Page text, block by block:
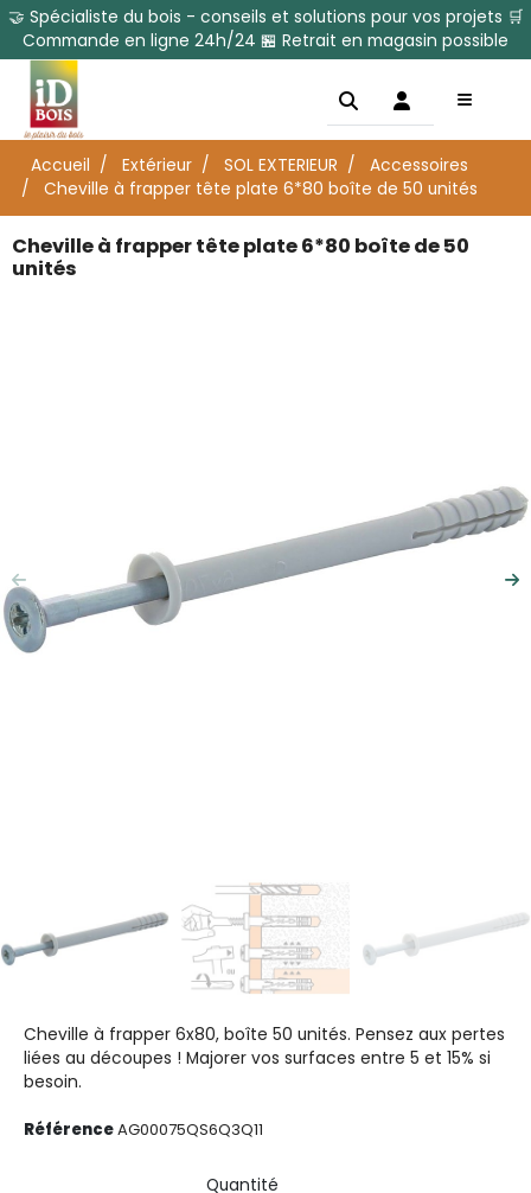
🤝 Spécialiste du bois - conseils et solutions pour vos projets 🛒
Commande en ligne 24h/24 🏪 Retrait en magasin possible
Accueil Extérieur SOL EXTERIEUR
Accessoires
Cheville à frapper tête plate 6*80 boîte de 50 unités
Cheville à frapper tête plate 6*80 boîte de 50
unités
Précédent
Cheville à frapper 6x80, boîte 50 unités. Pensez aux pertes
liées au découpes ! Majorer vos surfaces entre 5 et 15% si
besoin.
RéférenceAG00075QS6Q3Q11
Quantité